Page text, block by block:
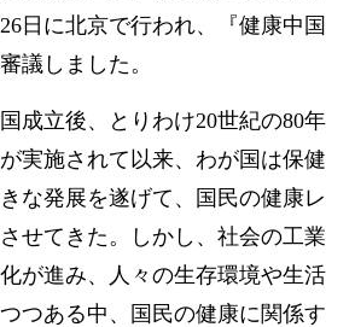
評論 写真
日に北京で行われ、『健康中国
議しました。
成立後、とりわけ20世紀の80年
実施されて以来、わが国は保健
な発展を遂げて、国民の健康レ
せてきた。しかし、社会の工業
が進み、人々の生存環境や生活
つある中、国民の健康に関係す